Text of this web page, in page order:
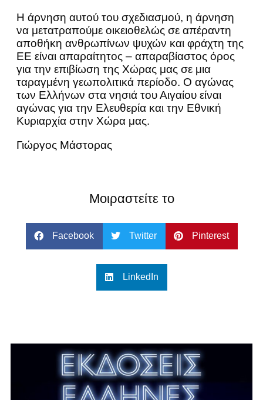
Η άρνηση αυτού του σχεδιασμού, η άρνηση
να μετατραπούμε οικειοθελώς σε απέραντη
αποθήκη ανθρωπίνων ψυχών και φράχτη της
ΕΕ είναι απαραίτητος – απαραβίαστος όρος
για την επιβίωση της Χώρας μας σε μια
ταραγμένη γεωπολιτικά περίοδο. Ο αγώνας
των Ελλήνων στα νησιά του Αιγαίου είναι
αγώνας για την Ελευθερία και την Εθνική
Κυριαρχία στην Χώρα μας.
Γιώργος Μάστορας
Μοιραστείτε το
Facebook Twitter Pinterest
LinkedIn